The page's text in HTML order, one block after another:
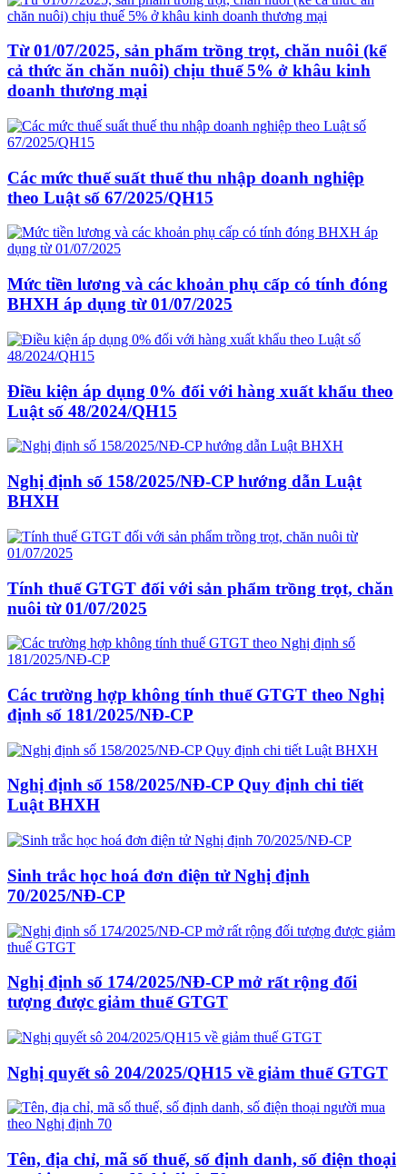
Từ 01/07/2025, sản phẩm trồng trọt, chăn nuôi (kể
cả thức ăn chăn nuôi) chịu thuế 5% ở khâu kinh
doanh thương mại
Các mức thuế suất thuế thu nhập doanh nghiệp
theo Luật số 67/2025/QH15
Mức tiền lương và các khoản phụ cấp có tính đóng
BHXH áp dụng từ 01/07/2025
Điều kiện áp dụng 0% đối với hàng xuất khẩu theo
Luật số 48/2024/QH15
Nghị định số 158/2025/NĐ-CP hướng dẫn Luật
BHXH
Tính thuế GTGT đối với sản phẩm trồng trọt, chăn
nuôi từ 01/07/2025
Các trường hợp không tính thuế GTGT theo Nghị
định số 181/2025/NĐ-CP
Nghị định số 158/2025/NĐ-CP Quy định chi tiết
Luật BHXH
Sinh trắc học hoá đơn điện tử Nghị định
70/2025/NĐ-CP
Nghị định số 174/2025/NĐ-CP mở rất rộng đối
tượng được giảm thuế GTGT
Nghị quyết sô 204/2025/QH15 về giảm thuế GTGT
Tên, địa chỉ, mã số thuế, số định danh, số điện thoại